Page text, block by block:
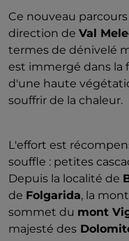
Ce nouveau
direction de Val
termes de dénivelé
est immergé dans la
d'une haute
souffrir de la chaleur.
L'effort est
souffle : petites
Depuis la localité de
de Folgarida, la
sommet du mont
majesté des